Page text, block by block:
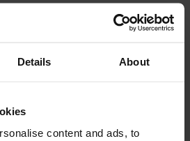
Details About
content and ads, to